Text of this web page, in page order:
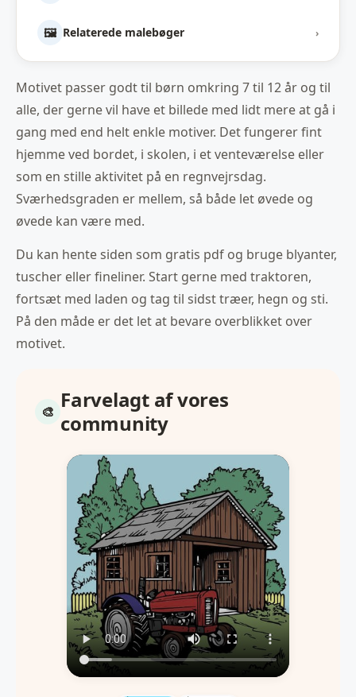
🖼️ Relaterede malebøger ›
Motivet passer godt til børn omkring 7 til 12 år og til
alle, der gerne vil have et billede med lidt mere at gå i
gang med end helt enkle motiver. Det fungerer fint
hjemme ved bordet, i skolen, i et venteværelse eller
som en stille aktivitet på en regnvejrsdag.
Sværhedsgraden er mellem, så både let øvede og
øvede kan være med.
Du kan hente siden som gratis pdf og bruge blyanter,
tuscher eller fineliner. Start gerne med traktoren,
fortsæt med laden og tag til sidst træer, hegn og sti.
På den måde er det let at bevare overblikket over
motivet.
Farvelagt af vores
community